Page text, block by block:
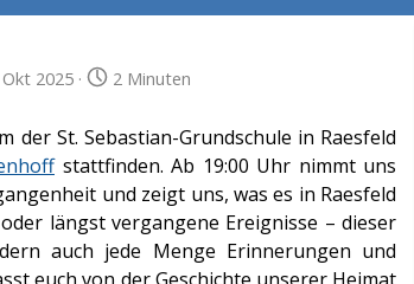
2025 ·
2 Minuten
der St. Sebastian-Grundschule in Raesfeld
stattfinden. Ab 19:00 Uhr nimmt uns
und zeigt uns, was es in Raesfeld
längst vergangene Ereignisse – dieser
auch jede Menge Erinnerungen und